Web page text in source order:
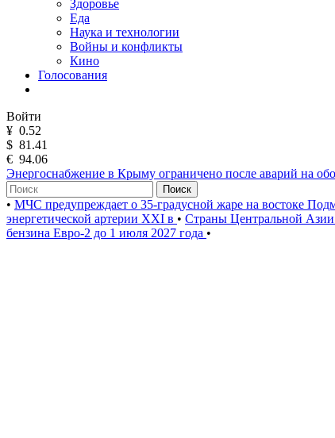
Здоровье
Еда
Наука и технологии
Войны и конфликты
Кино
Голосования
Войти
¥ 0.52
$ 81.41
€ 94.06
Энергоснабжение в Крыму ограничено после аварий на
Поиск
• МЧС предупреждает о 35-градусной жаре на востоке
энергетической артерии XXI в • Страны Центральной
бензина Евро-2 до 1 июля 2027 года •